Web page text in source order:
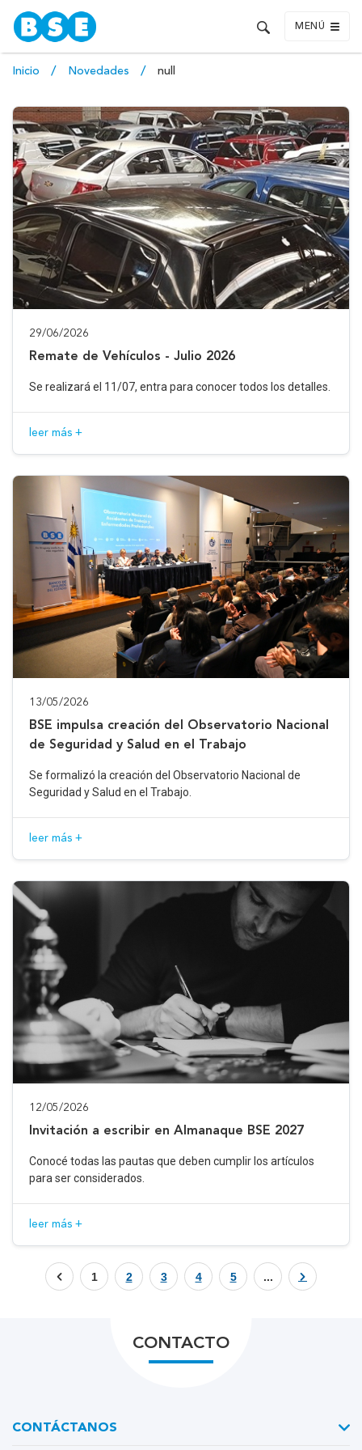
MENÚ
Inicio Novedades null
29/06/2026
Remate de Vehículos - Julio 2026
Se realizará el 11/07, entra para conocer todos los detalles.
leer más +
13/05/2026
BSE impulsa creación del Observatorio Nacional
de Seguridad y Salud en el Trabajo
Se formalizó la creación del Observatorio Nacional de
Seguridad y Salud en el Trabajo.
leer más +
12/05/2026
Invitación a escribir en Almanaque BSE 2027
Conocé todas las pautas que deben cumplir los artículos
para ser considerados.
leer más +
1 2 3 4 5 ...
CONTACTO
CONTÁCTANOS